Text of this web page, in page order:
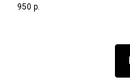
950 р.